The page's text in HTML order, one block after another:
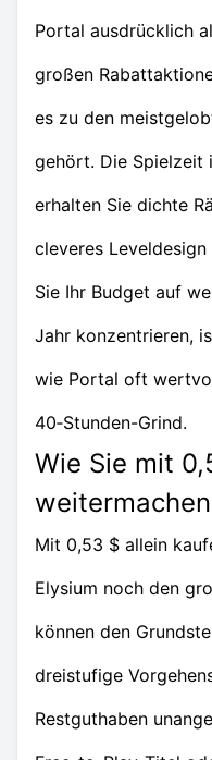
Portal ausdrücklich
großen
es zu den
gehört. Die Spielzeit
erhalten Sie dichte
cleveres
Sie Ihr Budget auf
Jahr konzentrieren,
wie Portal oft
40‑Stunden-Grind.
Wie Sie mit
weitermachen
Mit 0,53 $ allein
Elysium noch den
können den
dreistufige
Restguthaben